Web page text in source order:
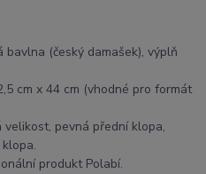
bavlna (český damašek), výplň
cm x 44 cm (vhodné pro formát
velikost, pevná přední klopa,
produkt Polabí.